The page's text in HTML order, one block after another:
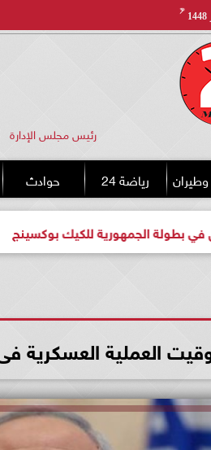
1448
هـ
رئيس مجلس الإدارة
رياضة 24 حوادث
للكيك بوكسينج
العملية